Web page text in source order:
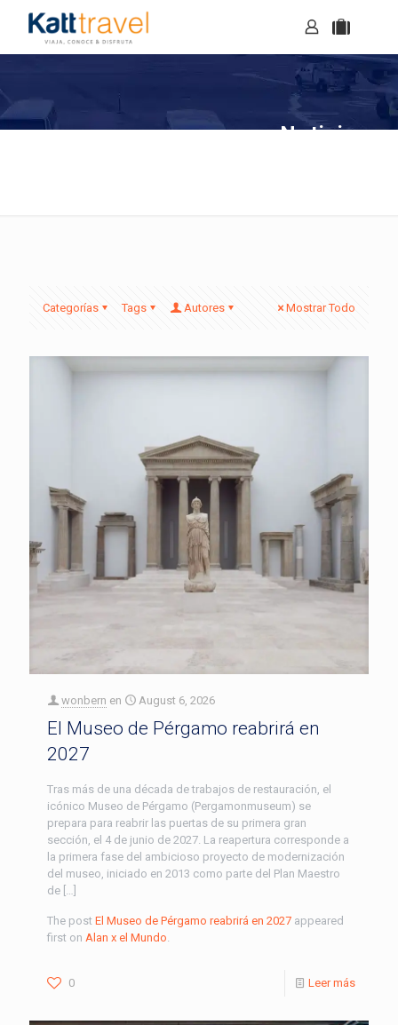
Noticias
Categorías Tags Autores Mostrar Todo
wonbern en August 6, 2026
El Museo de Pérgamo reabrirá en
2027
Tras más de una década de trabajos de restauración, el
icónico Museo de Pérgamo (Pergamonmuseum) se
prepara para reabrir las puertas de su primera gran
sección, el 4 de junio de 2027. La reapertura corresponde a
la primera fase del ambicioso proyecto de modernización
del museo, iniciado en 2013 como parte del Plan Maestro
de […]
The post El Museo de Pérgamo reabrirá en 2027 appeared
first on Alan x el Mundo.
0 Leer más